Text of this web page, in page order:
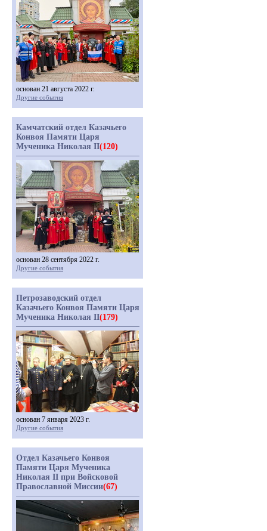
основан 21 августа 2022 г.
Другие события
Камчатский отдел Казачьего
Конвоя Памяти Царя
Мученика Николая II(120)
основан 28 сентября 2022 г.
Другие события
Петрозаводский отдел
Казачьего Конвоя Памяти Царя
Мученика Николая II(179)
основан 7 января 2023 г.
Другие события
Отдел Казачьего Конвоя
Памяти Царя Мученика
Николая II при Войсковой
Православной Миссии(67)